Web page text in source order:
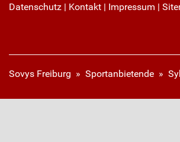
Datenschutz | Kontakt | Impressum |
Sovys Freiburg » Sportanbietende »